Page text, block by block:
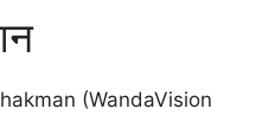
(WandaVision